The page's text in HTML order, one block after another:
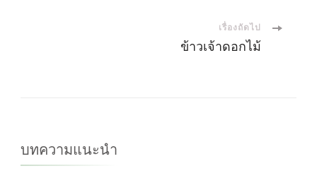
เรื่องถัดไป
ข้าวเจ้าดอกไม้
บทความแนะนำ